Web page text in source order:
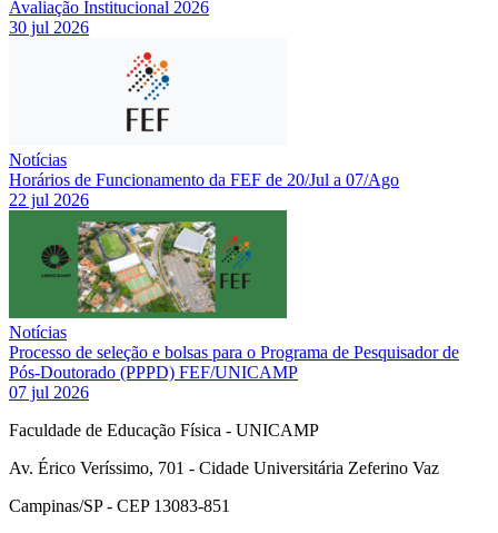
Avaliação Institucional 2026
30 jul 2026
Notícias
Horários de Funcionamento da FEF de 20/Jul a 07/Ago
22 jul 2026
Notícias
Processo de seleção e bolsas para o Programa de Pesquisador de
Pós-Doutorado (PPPD) FEF/UNICAMP
07 jul 2026
Faculdade de Educação Física - UNICAMP
Av. Érico Veríssimo, 701 - Cidade Universitária Zeferino Vaz
Campinas/SP - CEP 13083-851